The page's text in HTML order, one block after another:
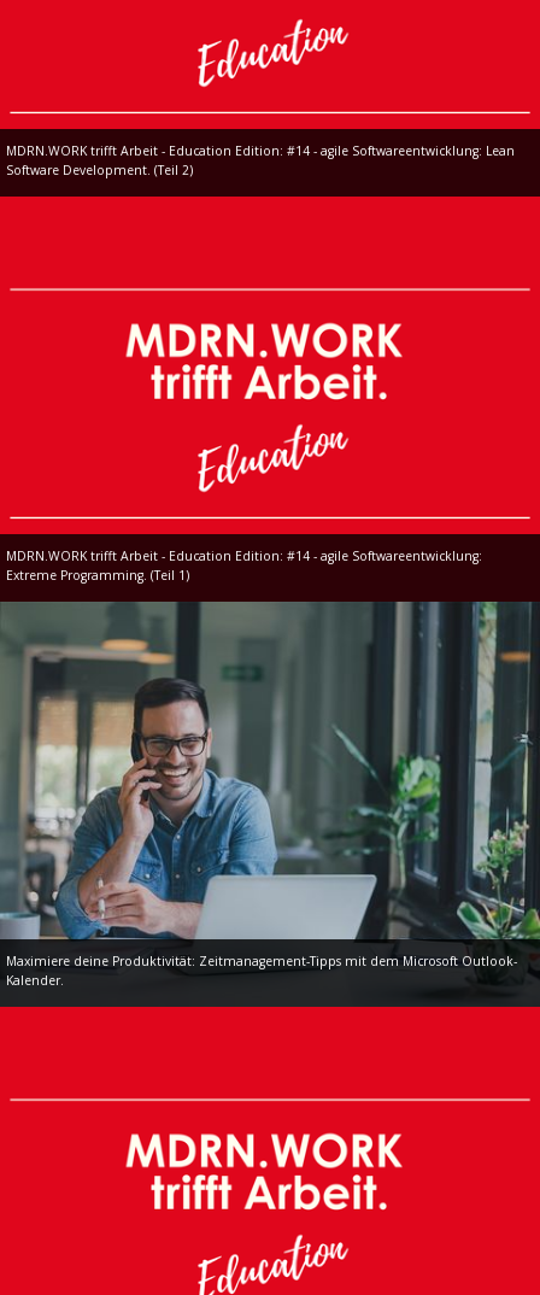
MDRN.WORK trifft Arbeit - Education Edition: #14 - agile Softwareentwicklung: Lean
Software Development. (Teil 2)
MDRN.WORK trifft Arbeit - Education Edition: #14 - agile Softwareentwicklung:
Extreme Programming. (Teil 1)
Maximiere deine Produktivität: Zeitmanagement-Tipps mit dem Microsoft Outlook-
Kalender.